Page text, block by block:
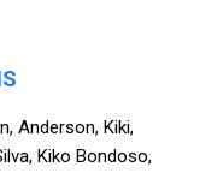
Anderson, Kiki,
Kiko Bondoso,